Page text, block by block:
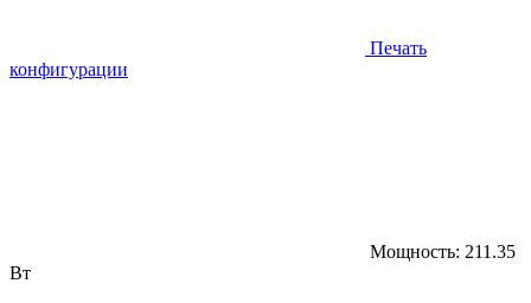
Печать
конфигурации
Мощность: 211.35
Вт